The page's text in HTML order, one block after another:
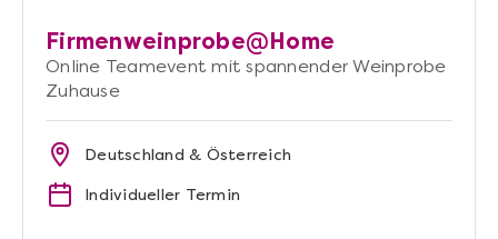
Firmenweinprobe@Home
Online Teamevent mit spannender Weinprobe
Zuhause
Deutschland & Österreich
Individueller Termin